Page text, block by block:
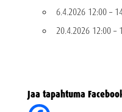
6.4.2026 12:00–
20.4.2026 12:00–
Jaa tapahtuma